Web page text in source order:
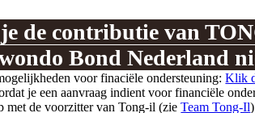
de contributie van
Bond Nederland
voor finaciële ondersteuning:Klik
je een aanvraag indient voor financiële
met de voorzitter van Tong-il (zieTeam Tong-Il